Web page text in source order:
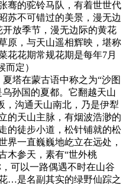
骞的驼铃马队，有着世世代
苏不可错过的美景，漫无边
放季节，漫无边际的黄花
原，与天山遥相辉映，堪称
花花期常规花期是每年7月
定）
塔在蒙古语中称之为“沙图
孙国的夏都。它翻越天山
，沟通天山南北，乃是伊犁
的天山主脉，有烟波浩渺的
的徒步小道，松针铺就的松
界一直巍巍地屹立在远处，
木参天，素有“世外桃
可以一路偶遇不时在山谷
…是名副其实的绿野仙踪之